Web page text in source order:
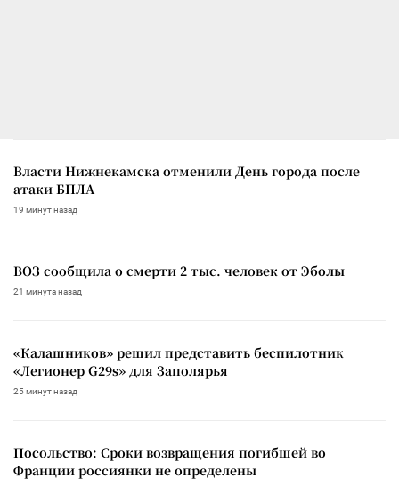
Власти Нижнекамска отменили День города после
атаки БПЛА
19 минут назад
ВОЗ сообщила о смерти 2 тыс. человек от Эболы
21 минута назад
«Калашников» решил представить беспилотник
«Легионер G29s» для Заполярья
25 минут назад
Посольство: Сроки возвращения погибшей во
Франции россиянки не определены